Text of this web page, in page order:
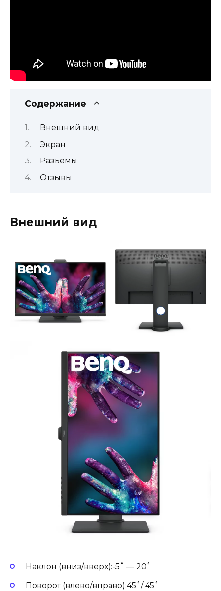
Содержание
Внешний вид
Экран
Разъёмы
Отзывы
Внешний вид
Наклон (вниз/вверх):-5˚ — 20˚
Поворот (влево/вправо):45˚/ 45˚